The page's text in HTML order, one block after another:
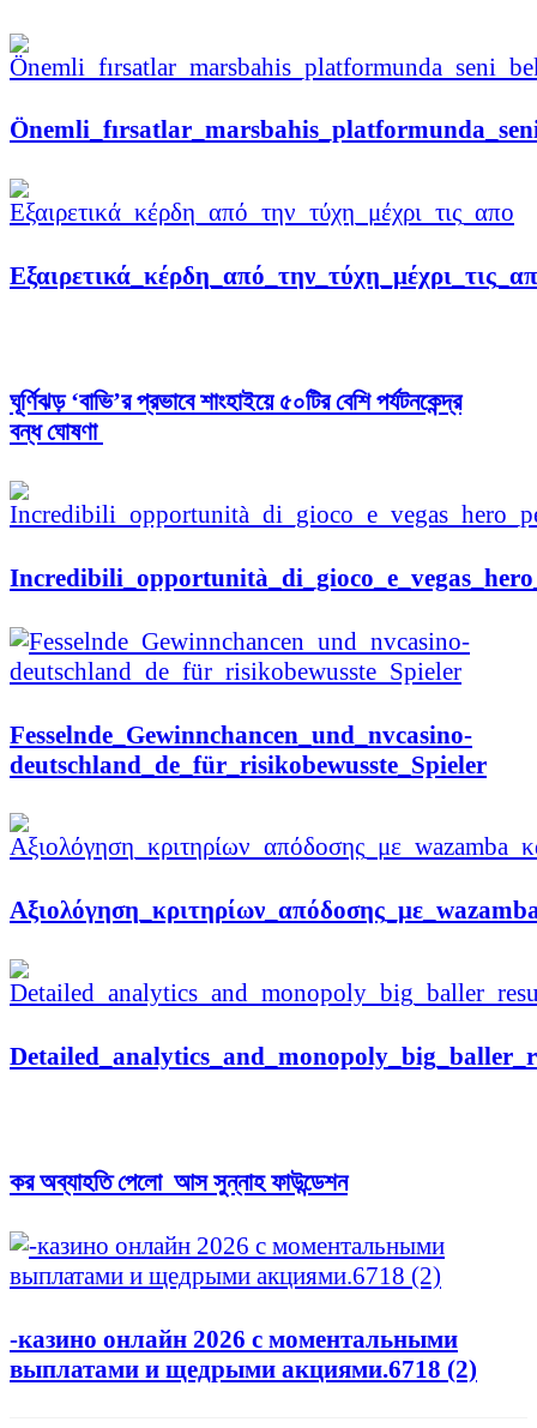
ঘূর্ণিঝড় ‘বাভি’র প্রভাবে শাংহাইয়ে ৫০টির বেশি পর্যটনকেন্দ্র
বন্ধ ঘোষণা
Fesselnde_Gewinnchancen_und_nvcasino-
deutschland_de_für_risikobewusste_Spieler
কর অব্যাহতি পেলো আস সুন্নাহ ফাউন্ডেশন
-казино онлайн 2026 с моментальными
выплатами и щедрыми акциями.6718 (2)